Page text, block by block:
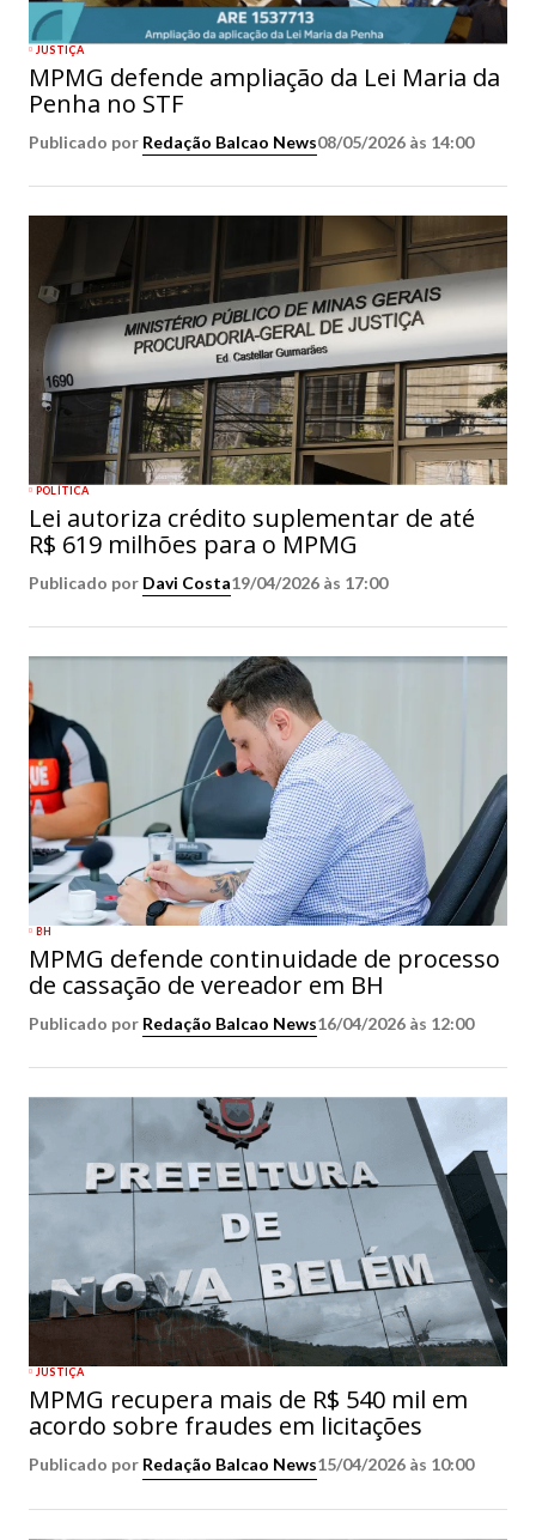
JUSTIÇA
MPMG defende ampliação da Lei Maria da
Penha no STF
Publicado por Redação Balcao News08/05/2026 às 14:00
POLÍTICA
Lei autoriza crédito suplementar de até
R$ 619 milhões para o MPMG
Publicado por Davi Costa19/04/2026 às 17:00
BH
MPMG defende continuidade de processo
de cassação de vereador em BH
Publicado por Redação Balcao News16/04/2026 às 12:00
JUSTIÇA
MPMG recupera mais de R$ 540 mil em
acordo sobre fraudes em licitações
Publicado por Redação Balcao News15/04/2026 às 10:00